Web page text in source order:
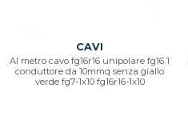
CAVI
Al metro cavo fg16r16 unipolare fg16 1
conduttore da 10mmq senza giallo
verde fg7-1x10 fg16r16-1x10